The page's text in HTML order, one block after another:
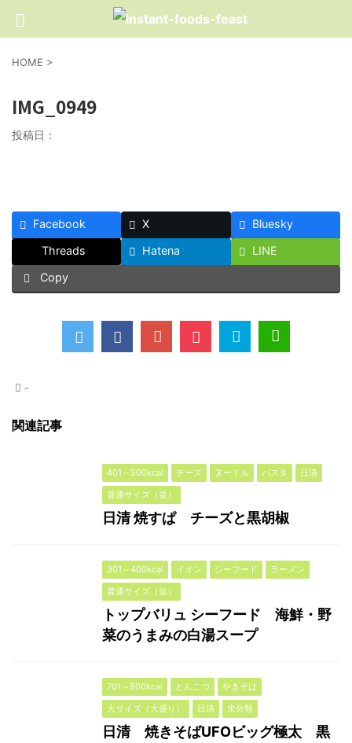
HOME >
IMG_0949
投稿日：
Facebook X
Bluesky
Threads
Hatena
LINE
Copy
-
関連記事
401～500kcal チーズ ヌードル パスタ
日清
普通サイズ（並）
日清 焼すぱ チーズと黒胡椒
301～400kcal イオン シーフード
ラーメン
普通サイズ（並）
トップバリュ シーフード 海鮮・野
菜のうまみの白湯スープ
701～800kcal とんこつ
やきそば
大サイズ（大盛り）
日清 未分類
日清 焼きそばUFOビッグ極太 黒